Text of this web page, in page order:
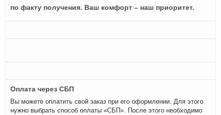
по факту получения. Ваш комфорт – наш приоритет.
Оплата через СБП
Вы можете оплатить свой заказ при его оформлении. Для этого
нужно выбрать способ оплаты «СБП». После этого необходимо